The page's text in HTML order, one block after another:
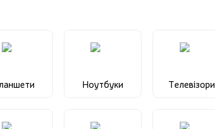
Ноутбуки Телевізори